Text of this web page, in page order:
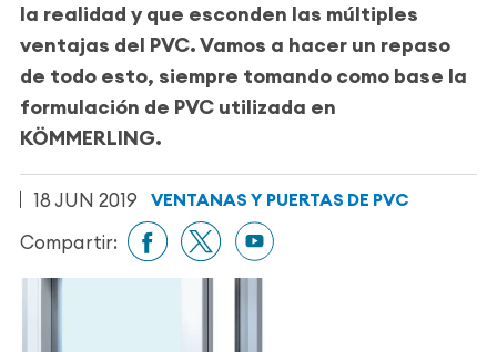
la realidad y que esconden las múltiples
ventajas del PVC.Vamos a hacer un repaso
de todo esto, siempre tomando como base la
formulación de PVC utilizada en
KÖMMERLING.
18 JUN 2019 VENTANAS Y PUERTAS DE PVC
Compartir: